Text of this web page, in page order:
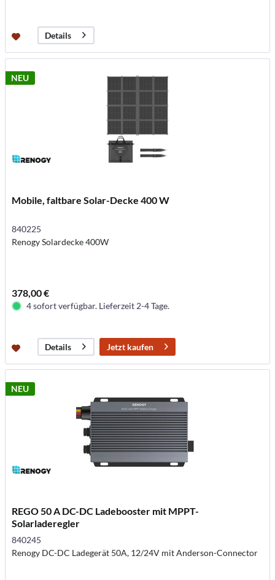
Details
NEU
Mobile, faltbare Solar-Decke 400 W
840225
Renogy Solardecke 400W
378,00 €
4 sofort verfügbar. Lieferzeit 2-4 Tage.
Details Jetzt kaufen
NEU
REGO 50 A DC-DC Ladebooster mit MPPT-
Solarladeregler
840245
Renogy DC-DC Ladegerät 50A, 12/24V mit Anderson-Connector